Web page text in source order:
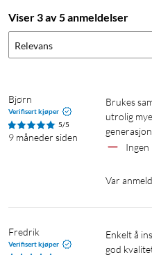
Mer informasjon om Yale
her.
Mål (BxLxD): 69x 122x19 mm
Vekt: 142 g
Batteri: 4x AAA-batterier,
IP-klassifisering: IP55 (vann-
Kompatibilitet med
- Smart Opener for
- Smart Code Handle
Viser 3 av 5 anmeldelser
Relevans
Bjørn
Verifisert kjøper
5/5
9 måneder siden
Brukes sammen med min Yale L1 fungerer
utrolig
Ingen
Var
Fredrik
Verifisert kjøper
Enkelt å installere og integrere. Virker som
god